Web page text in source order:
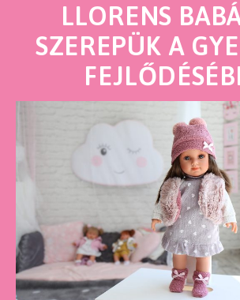
LLORENS
SZEREPÜK A